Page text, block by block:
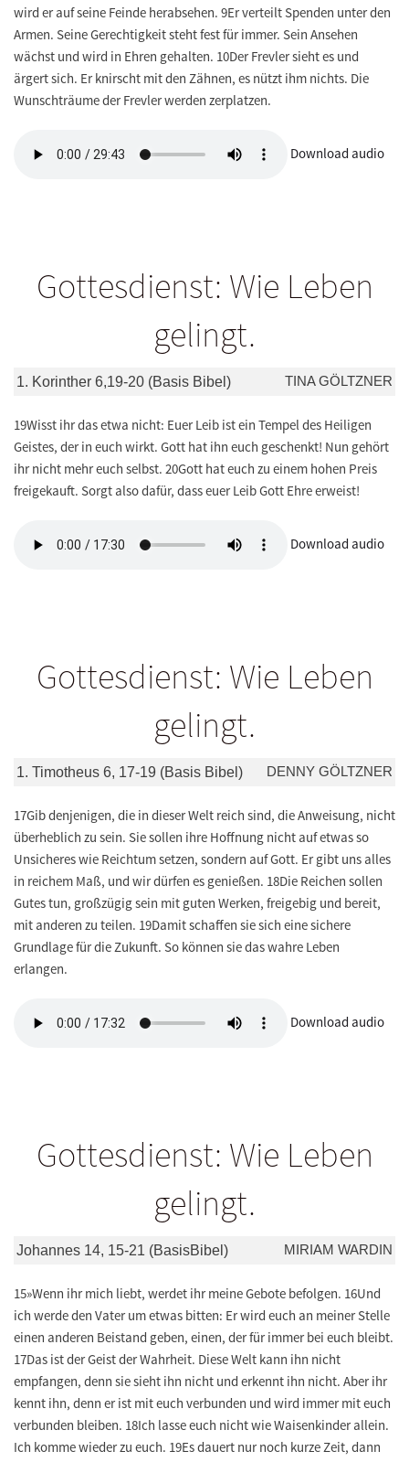
wird er auf seine Feinde herabsehen. 9Er verteilt Spenden unter den
Armen. Seine Gerechtigkeit steht fest für immer. Sein Ansehen
wächst und wird in Ehren gehalten. 10Der Frevler sieht es und
ärgert sich. Er knirscht mit den Zähnen, es nützt ihm nichts. Die
Wunschträume der Frevler werden zerplatzen.
Download audio
Gottesdienst: Wie Leben
gelingt.
1. Korinther 6,19-20 (Basis Bibel) TINA GÖLTZNER
19Wisst ihr das etwa nicht: Euer Leib ist ein Tempel des Heiligen
Geistes, der in euch wirkt. Gott hat ihn euch geschenkt! Nun gehört
ihr nicht mehr euch selbst. 20Gott hat euch zu einem hohen Preis
freigekauft. Sorgt also dafür, dass euer Leib Gott Ehre erweist!
Download audio
Gottesdienst: Wie Leben
gelingt.
1. Timotheus 6, 17-19 (Basis Bibel) DENNY GÖLTZNER
17Gib denjenigen, die in dieser Welt reich sind, die Anweisung, nicht
überheblich zu sein. Sie sollen ihre Hoffnung nicht auf etwas so
Unsicheres wie Reichtum setzen, sondern auf Gott. Er gibt uns alles
in reichem Maß, und wir dürfen es genießen. 18Die Reichen sollen
Gutes tun, großzügig sein mit guten Werken, freigebig und bereit,
mit anderen zu teilen. 19Damit schaffen sie sich eine sichere
Grundlage für die Zukunft. So können sie das wahre Leben
erlangen.
Download audio
Gottesdienst: Wie Leben
gelingt.
Johannes 14, 15-21 (BasisBibel) MIRIAM WARDIN
15»Wenn ihr mich liebt, werdet ihr meine Gebote befolgen. 16Und
ich werde den Vater um etwas bitten: Er wird euch an meiner Stelle
einen anderen Beistand geben, einen, der für immer bei euch bleibt.
17Das ist der Geist der Wahrheit. Diese Welt kann ihn nicht
empfangen, denn sie sieht ihn nicht und erkennt ihn nicht. Aber ihr
kennt ihn, denn er ist mit euch verbunden und wird immer mit euch
verbunden bleiben. 18Ich lasse euch nicht wie Waisenkinder allein.
Ich komme wieder zu euch. 19Es dauert nur noch kurze Zeit, dann